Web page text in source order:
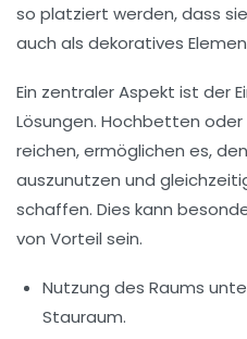
so platziert werden, dass
auch als dekoratives
Ein zentraler Aspekt ist der
Lösungen. Hochbetten oder
reichen, ermöglichen es,
auszunutzen und
schaffen. Dies kann
von Vorteil sein.
Nutzung des Raums
Stauraum.